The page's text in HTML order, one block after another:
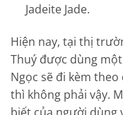
Jadeite Jade.
Hiện nay, tại thị
Thuý được dùng
Ngọc sẽ đi kèm
thì không phải vậy.
biết của người dùng